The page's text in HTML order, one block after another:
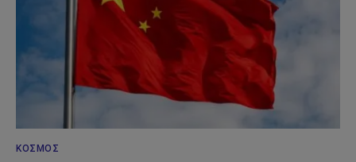
ΚΌΣΜΟΣ